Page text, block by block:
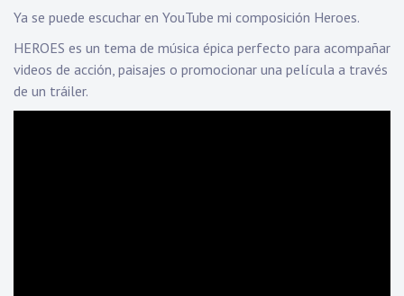
Ya se puede escuchar en YouTube mi composición Heroes.
HEROES es un tema de música épica perfecto para acompañar
videos de acción, paisajes o promocionar una película a través
de un tráiler.